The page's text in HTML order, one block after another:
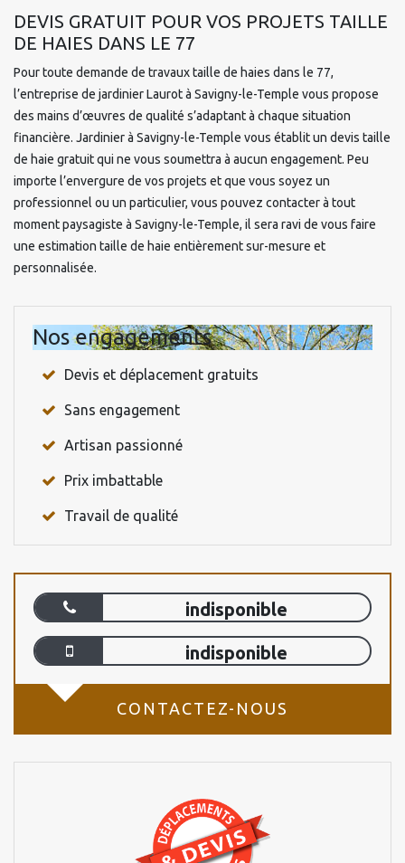
DEVIS GRATUIT POUR VOS PROJETS TAILLE
DE HAIES DANS LE 77
Pour toute demande de travaux taille de haies dans le 77,
l’entreprise de jardinier Laurot à Savigny-le-Temple vous propose
des mains d’œuvres de qualité s’adaptant à chaque situation
financière. Jardinier à Savigny-le-Temple vous établit un devis taille
de haie gratuit qui ne vous soumettra à aucun engagement. Peu
importe l’envergure de vos projets et que vous soyez un
professionnel ou un particulier, vous pouvez contacter à tout
moment paysagiste à Savigny-le-Temple, il sera ravi de vous faire
une estimation taille de haie entièrement sur-mesure et
personnalisée.
Nos engagements
Devis et déplacement gratuits
Sans engagement
Artisan passionné
Prix imbattable
Travail de qualité
indisponible
indisponible
CONTACTEZ-NOUS